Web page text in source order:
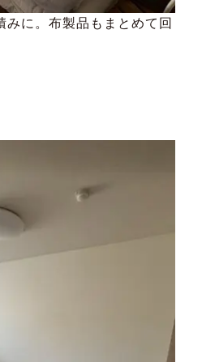
に。布製品もまとめて回